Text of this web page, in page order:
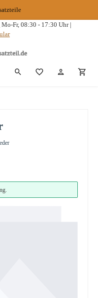
Mo-Fr, 08:30 - 17:30 Uhr |
Du hast 0